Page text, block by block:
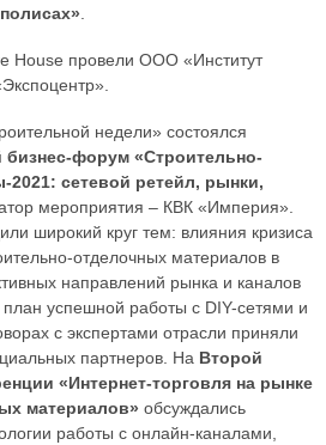
.
House провели ООО «Институт
недели» состоялся
форум «Строительно-
сетевой ретейл, рынки,
мероприятия – КВК «Империя».
широкий круг тем: влияния кризиса
отделочных материалов в
направлений рынка и каналов
план успешной работы с DIY-сетями и
с экспертами отрасли приняли
партнеров. На Второй
«Интернет-торговля на рынке
материалов» обсуждались
работы с онлайн-каналами,